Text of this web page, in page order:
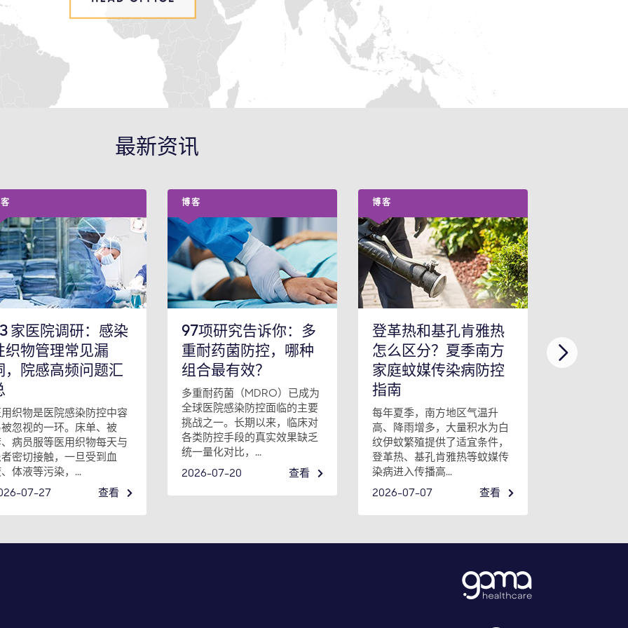
最新资讯
家医院调研：感染
织物管理常见漏
，院感高频问题汇
织物是医院感染防控中容
忽视的一环。床单、被
病员服等医用织物每天与
密切接触，一旦受到血
体液等污染，...
07-27
查看
博客
97项研究告诉你：多
重耐药菌防控，哪种
组合最有效？
多重耐药菌（MDRO）已成为
全球医院感染防控面临的主要
挑战之一。长期以来，临床对
各类防控手段的真实效果缺乏
统一量化对比，...
2026-07-20
查看
博客
登革热和基孔肯雅热
怎么区分？夏季南方
家庭蚊媒传染病防控
指南
每年夏季，南方地区气温升
高、降雨增多，大量积水为白
纹伊蚊繁殖提供了适宜条件，
登革热、基孔肯雅热等蚊媒传
染病进入传播高...
2026-07-07
查看
频接触面